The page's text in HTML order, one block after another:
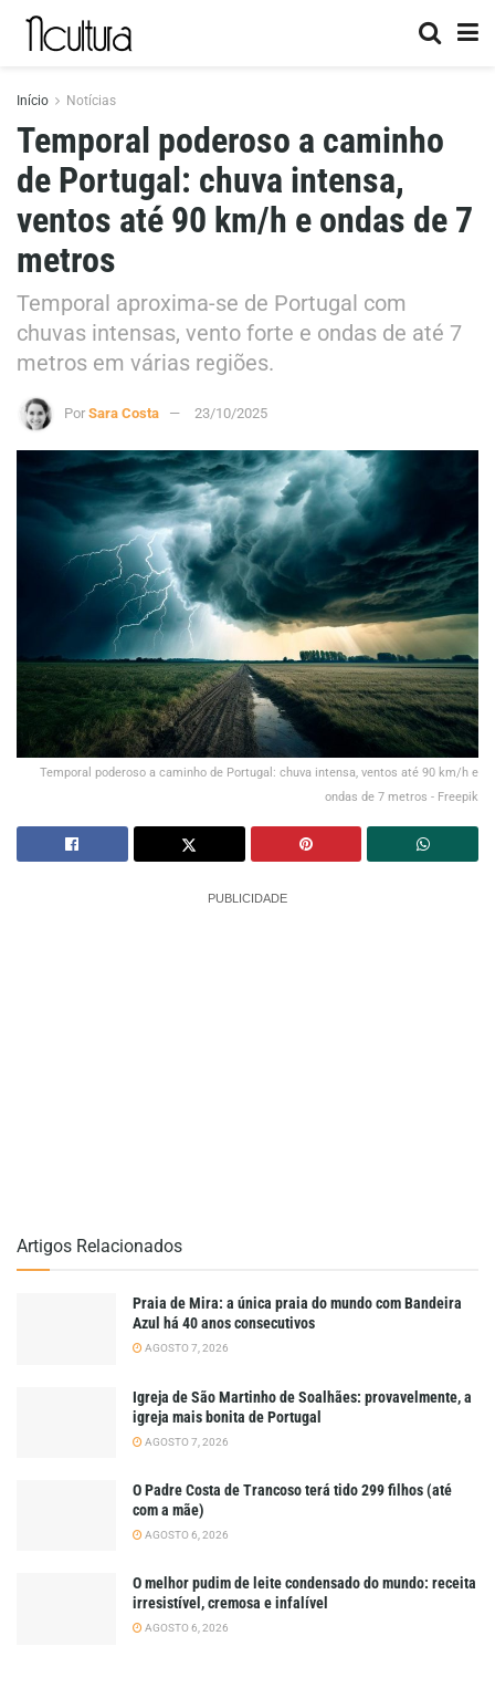
Início Notícias
Temporal poderoso a caminho
de Portugal: chuva intensa,
ventos até 90 km/h e ondas de 7
metros
Temporal aproxima-se de Portugal com
chuvas intensas, vento forte e ondas de até 7
metros em várias regiões.
Por Sara Costa 23/10/2025
Temporal poderoso a caminho de Portugal: chuva intensa, ventos até 90 km/h e
ondas de 7 metros - Freepik
PUBLICIDADE
Artigos Relacionados
Praia de Mira: a única praia do mundo com Bandeira
Azul há 40 anos consecutivos
AGOSTO 7, 2026
Igreja de São Martinho de Soalhães: provavelmente, a
igreja mais bonita de Portugal
AGOSTO 7, 2026
O Padre Costa de Trancoso terá tido 299 filhos (até
com a mãe)
AGOSTO 6, 2026
O melhor pudim de leite condensado do mundo: receita
irresistível, cremosa e infalível
AGOSTO 6, 2026